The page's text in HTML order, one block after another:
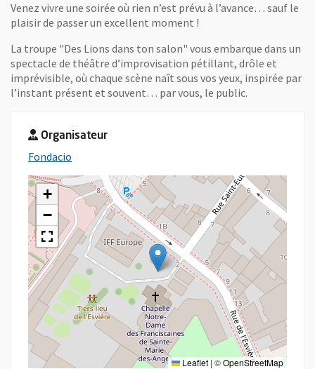
Venez vivre une soirée où rien n’est prévu à l’avance… sauf le
plaisir de passer un excellent moment !
La troupe "Des Lions dans ton salon" vous embarque dans un
spectacle de théâtre d’improvisation pétillant, drôle et
imprévisible, où chaque scène naît sous vos yeux, inspirée par
l’instant présent et souvent… par vous, le public.
Organisateur
Fondacio
+
−
Leaflet | ©OpenStreetMap